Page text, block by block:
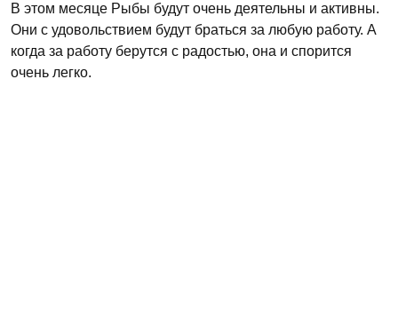
В этом месяце Рыбы будут очень деятельны и активны.
Они с удовольствием будут браться за любую работу. А
когда за работу берутся с радостью, она и спорится
очень легко.